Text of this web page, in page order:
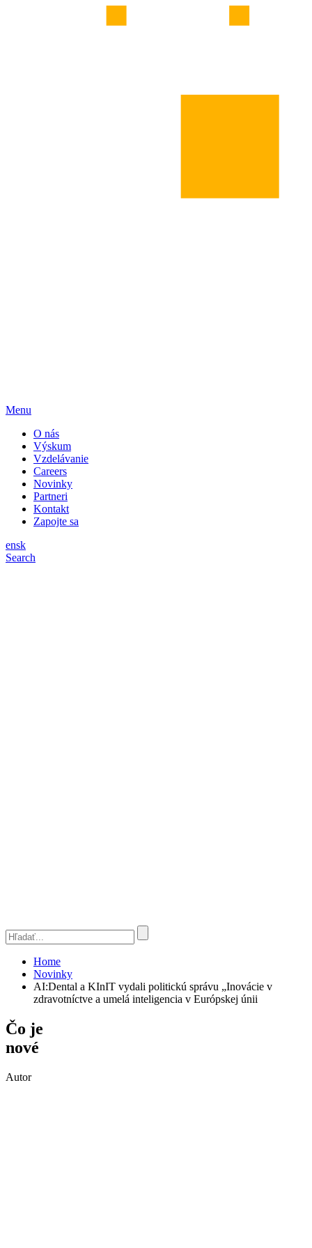
Menu
O nás
Výskum
Vzdelávanie
Careers
Novinky
Partneri
Kontakt
Zapojte sa
ensk
Search
Home
Novinky
AI:Dental a KInIT vydali politickú správu „Inovácie v
zdravotníctve a umelá inteligencia v Európskej únii
Čo je
nové
Autor